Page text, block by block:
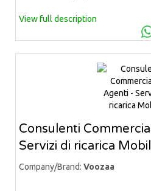
View full description
Consulenti
Servizi di ricarica
Company/Brand: Voozaa